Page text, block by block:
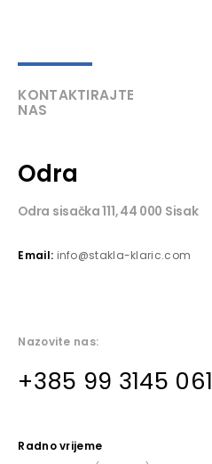
KONTAKTIRAJTE
NAS
Odra
Odra sisačka 111, 44 000 Sisak
Email: info@stakla-klaric.com
Nazovite nas:
+385 99 3145 061
Radno vrijeme